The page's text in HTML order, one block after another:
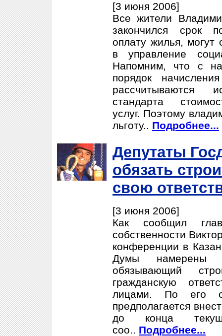
[3 июня 2006]
Все жители
закончился срок
оплату жилья, могут
в управление
Напомним, что с
порядок
рассчитываются
стандарта
услуг. Поэтому
льготу.. Подробнее...
Депутаты
обязать
свою
[3 июня 2006]
Как сообщил
собственности
конференции в
Думы намерены
обязывающий
гражданскую
лицами. По его
предполагается
до конца
соо.. Подробнее...